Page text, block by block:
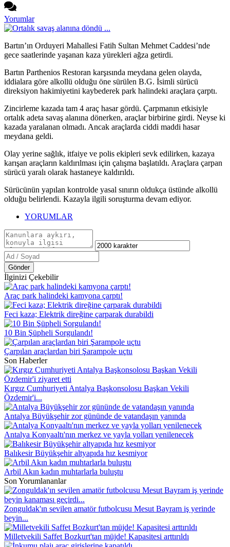
Yorumlar
Bartın’ın Orduyeri Mahallesi Fatih Sultan Mehmet Caddesi’nde
gece saatlerinde yaşanan kaza yürekleri ağza getirdi.
Bartın Parthenios Restoran karşısında meydana gelen olayda,
iddialara göre alkollü olduğu öne sürülen B.G. İsimli sürücü
direksiyon hakimiyetini kaybederek park halindeki araçlara çarptı.
Zincirleme kazada tam 4 araç hasar gördü. Çarpmanın etkisiyle
ortalık adeta savaş alanına dönerken, araçlar birbirine girdi. Neyse ki
kazada yaralanan olmadı. Ancak araçlarda ciddi maddi hasar
meydana geldi.
Olay yerine sağlık, itfaiye ve polis ekipleri sevk edilirken, kazaya
karışan araçların kaldırılması için çalışma başlatıldı. Araçlara çarpan
sürücü yaralı olarak hastaneye kaldırıldı.
Sürücünün yapılan kontrolde yasal sınırın oldukça üstünde alkollü
olduğu belirlendi. Kazayla ilgili soruşturma devam ediyor.
YORUMLAR
Gönder
İlginizi Çekebilir
Araç park halindeki kamyona çarptı!
Feci kaza; Elektrik direğine çarparak durabildi
10 Bin Şüpheli Sorgulandı!
Çarpılan araçlardan biri Şarampole uçtu
Son Haberler
Kırgız Cumhuriyeti Antalya Başkonsolosu Başkan Vekili
Özdemir'i...
Antalya Büyükşehir zor gününde de vatandaşın yanında
Antalya Konyaaltı'nın merkez ve yayla yolları yenilenecek
Balıkesir Büyükşehir altyapıda hız kesmiyor
Arbil Akın kadın muhtarlarla buluştu
Son Yorumlananlar
Zonguldak'ın sevilen amatör futbolcusu Mesut Bayram iş yerinde
beyin...
Milletvekili Saffet Bozkurt'tan müjde! Kapasitesi arttırıldı